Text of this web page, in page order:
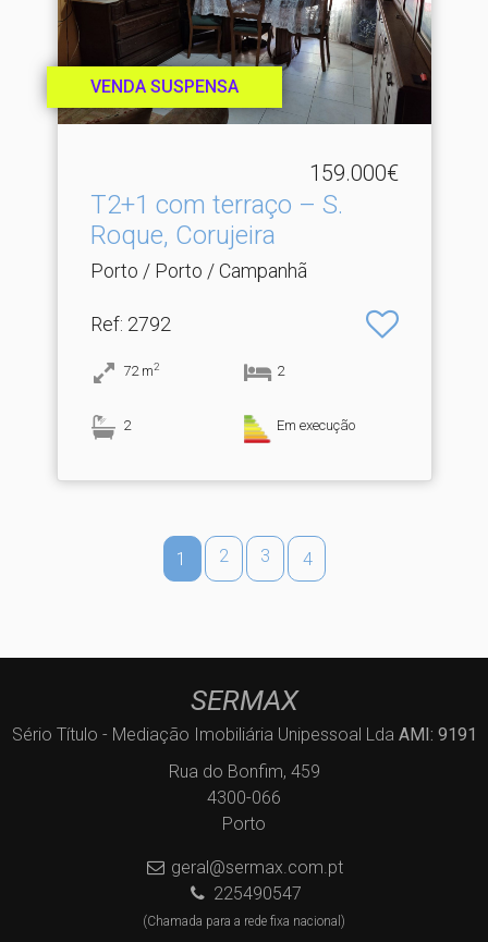
VENDA SUSPENSA
159.000€
T2+1 com terraço – S.​
Roque, Corujeira
Porto / Porto / Campanhã
Ref: 2792
72 m2 2
2 Em execução
1 2 3 4
SERMAX
Sério Título - Mediação Imobiliária Unipessoal Lda AMI: 9191
Rua do Bonfim, 459
4300-066
Porto
geral@sermax.com.pt
225490547
(Chamada para a rede fixa nacional)